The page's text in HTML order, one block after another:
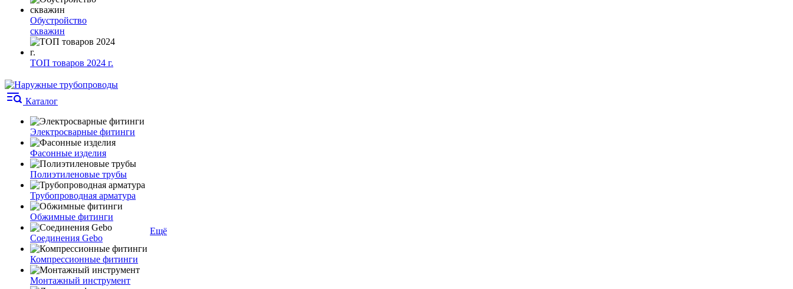
Обустройство
скважин
ТОП товаров 2024 г.
Каталог
Электросварные фитинги
Фасонные изделия
Полиэтиленовые трубы
Трубопроводная арматура
Обжимные фитинги
Соединения Gebo
Компрессионные фитинги
Монтажный инструмент
Ещё